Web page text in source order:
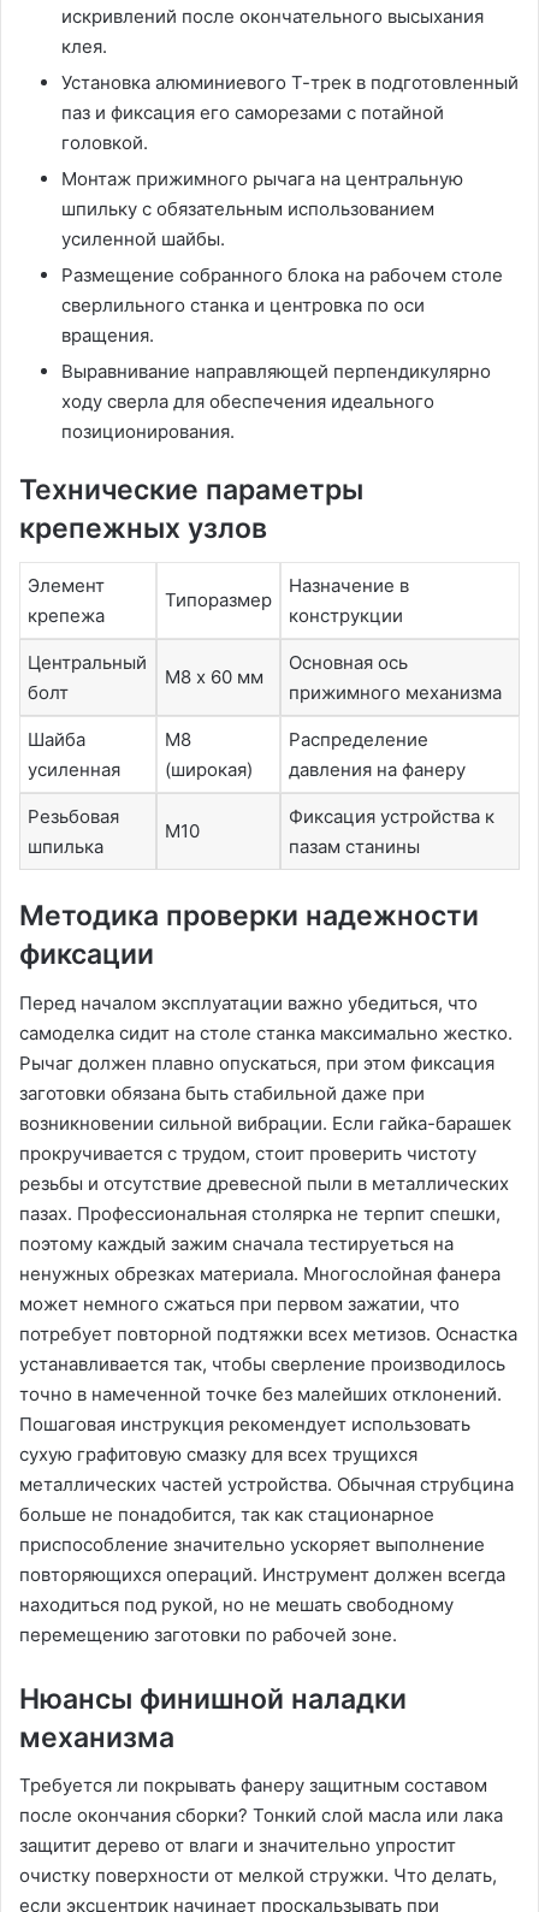
искривлений после окончательного высыхания
клея.
Установка алюминиевого Т-трек в подготовленный
паз и фиксация его саморезами с потайной
головкой.
Монтаж прижимного рычага на центральную
шпильку с обязательным использованием
усиленной шайбы.
Размещение собранного блока на рабочем столе
сверлильного станка и центровка по оси
вращения.
Выравнивание направляющей перпендикулярно
ходу сверла для обеспечения идеального
позиционирования.
Технические параметры
крепежных узлов
Элемент
крепежа
Типоразмер
Назначение в
конструкции
Центральный
болт
М8 х 60 мм
Основная ось
прижимного механизма
Шайба
усиленная
М8
(широкая)
Распределение
давления на фанеру
Резьбовая
шпилька
М10
Фиксация устройства к
пазам станины
Методика проверки надежности
фиксации
Перед началом эксплуатации важно убедиться, что
самоделка сидит на столе станка максимально жестко.
Рычаг должен плавно опускаться, при этом фиксация
заготовки обязана быть стабильной даже при
возникновении сильной вибрации. Если гайка-барашек
прокручивается с трудом, стоит проверить чистоту
резьбы и отсутствие древесной пыли в металлических
пазах. Профессиональная столярка не терпит спешки,
поэтому каждый зажим сначала тестируеться на
ненужных обрезках материала. Многослойная фанера
может немного сжаться при первом зажатии, что
потребует повторной подтяжки всех метизов. Оснастка
устанавливается так, чтобы сверление производилось
точно в намеченной точке без малейших отклонений.
Пошаговая инструкция рекомендует использовать
сухую графитовую смазку для всех трущихся
металлических частей устройства. Обычная струбцина
больше не понадобится, так как стационарное
приспособление значительно ускоряет выполнение
повторяющихся операций. Инструмент должен всегда
находиться под рукой, но не мешать свободному
перемещению заготовки по рабочей зоне.
Нюансы финишной наладки
механизма
Требуется ли покрывать фанеру защитным составом
после окончания сборки? Тонкий слой масла или лака
защитит дерево от влаги и значительно упростит
очистку поверхности от мелкой стружки. Что делать,
если эксцентрик начинает проскальзывать при